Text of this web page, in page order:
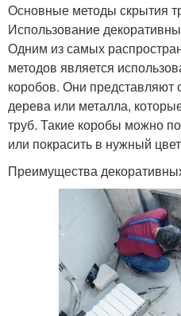
Основные методы скрытия
Использование
Одним из самых
методов является
коробов. Они представляют
дерева или металла,
труб. Такие коробы можно
или покрасить в нужный
Преимущества